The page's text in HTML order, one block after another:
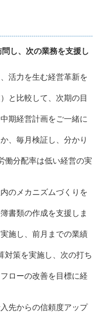
し、次の業務を支援し
活力を生む経営革新を
と比較して、次期の目
期経営計画をご一緒に
、毎月検証し、分かり
分配率は低い経営の実
のメカニズムづくりを
書類の作成を支援しま
施し、前月までの業績
策を実施し、次の打ち
ローの改善を目標に経
先からの信頼度アップ